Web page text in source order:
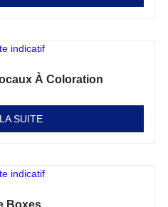
À Coloration
SUITE